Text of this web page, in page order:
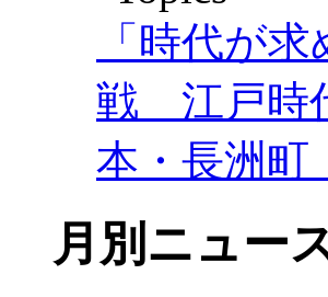
「時代が
戦 江戸時
本・長洲町
月別ニュー